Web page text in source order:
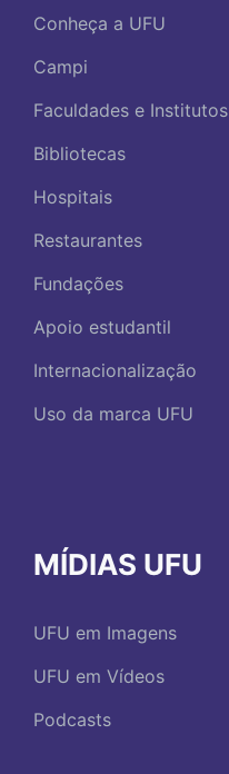
Conheça a UFU
Campi
Faculdades e Institutos
Bibliotecas
Hospitais
Restaurantes
Fundações
Apoio estudantil
Internacionalização
Uso da marca UFU
MÍDIAS UFU
UFU em Imagens
UFU em Vídeos
Podcasts